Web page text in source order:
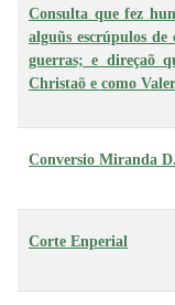
Consulta que fez
alguũs escrúpulos de
guerras; e direçaõ
Christaõ e como
Conversio Miranda
Corte Enperial